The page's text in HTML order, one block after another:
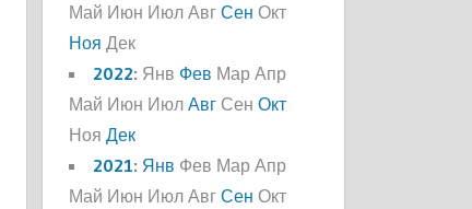
Май Июн Июл Авг Сен Окт
Ноя Дек
2022: Янв Фев Мар Апр
Май Июн Июл Авг Сен Окт
Ноя Дек
2021: Янв Фев Мар Апр
Май Июн Июл Авг Сен Окт